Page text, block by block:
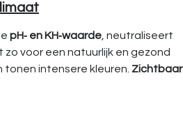
pH‑ en KH‑waarde , neutraliseert
zo voor een natuurlijk en gezond
tonen intensere kleuren. Zichtbaar